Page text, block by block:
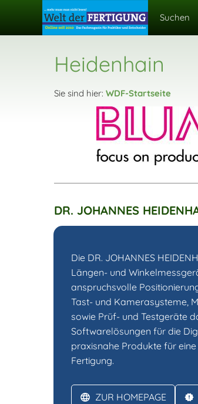
Suchen
Heidenhain
Sie sind hier: WDF-Startseite
DR. JOHANNES
Die DR. JOHANNES
Längen- und
anspruchsvolle
Tast- und Kamerasysteme,
sowie Prüf- und Testgeräte
Softwarelösungen für die
praxisnahe Produkte für
Fertigung.
ZUR HOMEPAGE